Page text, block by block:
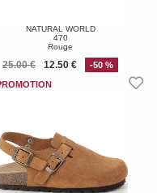
NATURAL WORLD
470
Rouge
25.00 € 12.50 € -50 %